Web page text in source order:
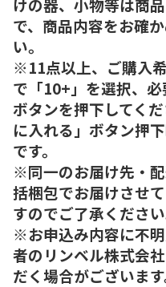
で、商品内容をお確
い。
※11点以上、ご購入
で「10+」を選択、必
ボタンを押下してく
に入れる」ボタン押
です。
※同一のお届け先・
括梱包でお届けさせ
すのでご了承ください
※お申込み内容に不
者のリンベル株式会
だく場合がございます